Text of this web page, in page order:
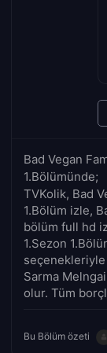
Bad Vegan
1.Bölümünde;
TVKolik, Bad
1.Bölüm izle,
bölüm full hd
1.Sezon
seçenekleriyle
Sarma
olur. Tüm
Bu Bölüm özeti